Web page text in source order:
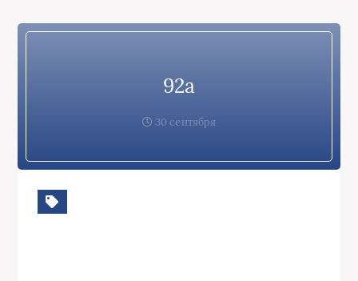
92а
30 сентября